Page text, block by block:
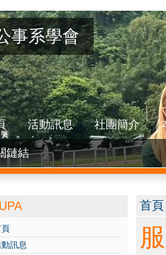
事系學會
活動訊息 社團簡介
鏈結
訊息
您
首頁